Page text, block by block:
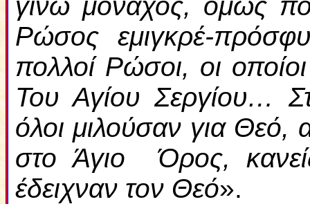
Ρώσος εμιγκρέ-
πολλοί Ρώσοι, οι
Του Αγίου Σεργίου…
όλοι μιλούσαν για
στο Άγιο Όρος,
έδειχναν τον Θεό».